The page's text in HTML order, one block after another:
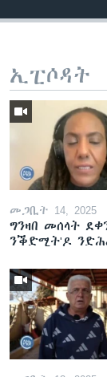
ኢፒሶዳት
መጋቢት 14, 2025
ግንዛበ መሰላት
ንቕድሚት'ዶ